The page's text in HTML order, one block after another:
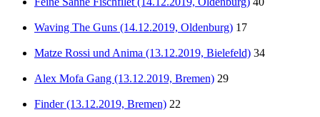
Waving The Guns (14.12.2019, Oldenburg) 17
Matze Rossi und Anima (13.12.2019, Bielefeld) 34
Alex Mofa Gang (13.12.2019, Bremen) 29
Finder (13.12.2019, Bremen) 22